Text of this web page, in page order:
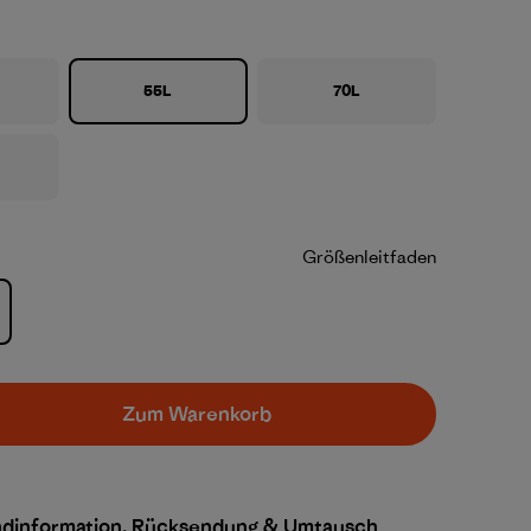
55L 70L
Größenleitfaden
Zum Warenkorb